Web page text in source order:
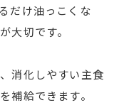
だけ油っこくな
大切です。
消化しやすい主食
補給できます。